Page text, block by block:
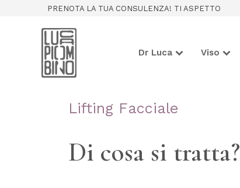
PRENOTA LA TUA CONSULENZA! TI ASPETTO
Dr Luca Viso
Lifting Facciale
Di cosa si tratta?